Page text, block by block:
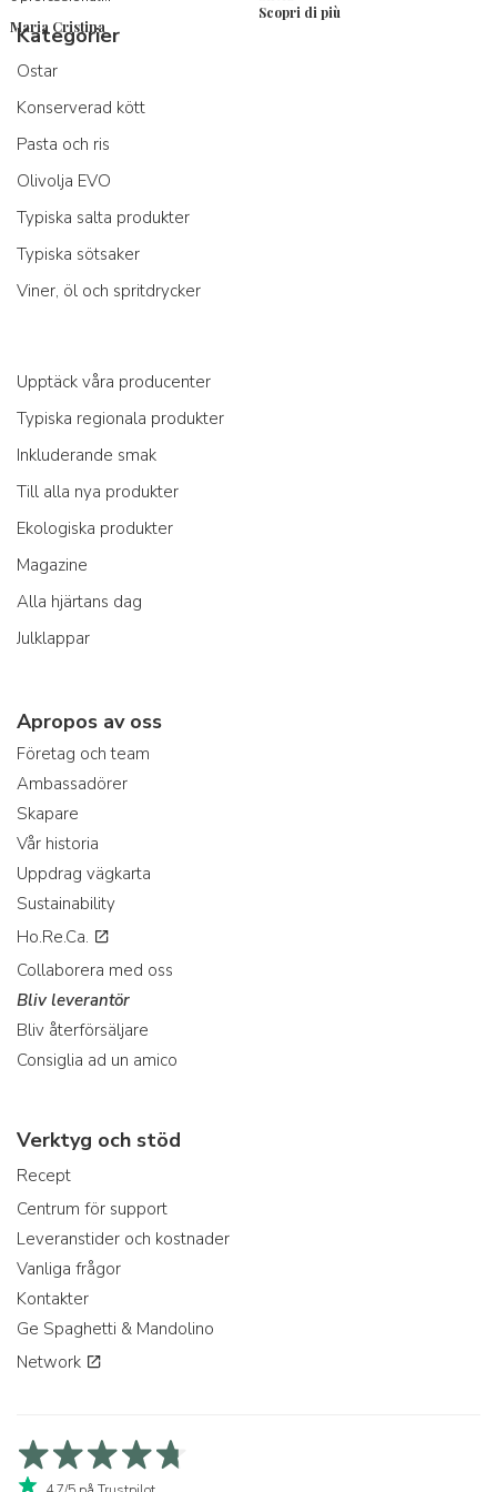
Maria Cristina
Scopri di più
Kategorier
Ostar
Konserverad kött
Pasta och ris
Olivolja EVO
Typiska salta produkter
Typiska sötsaker
Viner, öl och spritdrycker
Upptäck våra producenter
Typiska regionala produkter
Inkluderande smak
Till alla nya produkter
Ekologiska produkter
Magazine
Alla hjärtans dag
Julklappar
Apropos av oss
Företag och team
Ambassadörer
Skapare
Vår historia
Uppdrag vägkarta
Sustainability
Ho.Re.Ca.
Collaborera med oss
Bliv leverantör
Bliv återförsäljare
Consiglia ad un amico
Verktyg och stöd
Recept
Centrum för support
Leveranstider och kostnader
Vanliga frågor
Kontakter
Ge Spaghetti & Mandolino
Network